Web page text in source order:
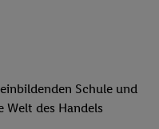
Schule und
Welt des Handels